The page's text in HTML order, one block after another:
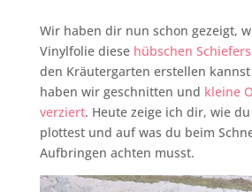
Wir haben dir nun schon gezeigt,
Vinylfolie diese hübschen
den Kräutergarten erstellen
haben wir geschnitten und kleine
verziert. Heute zeige ich dir, wie
plottest und auf was du beim
Aufbringen achten musst.